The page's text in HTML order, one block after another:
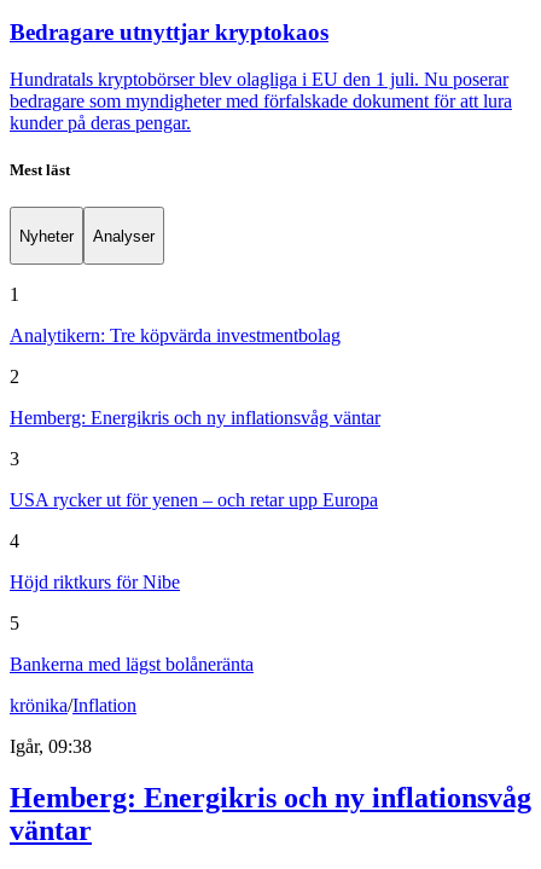
Bedragare utnyttjar kryptokaos
Hundratals kryptobörser blev olagliga i EU den 1 juli. Nu poserar
bedragare som myndigheter med förfalskade dokument för att lura
kunder på deras pengar.
Mest läst
Nyheter Analyser
1
Analytikern: Tre köpvärda investmentbolag
2
Hemberg: Energikris och ny inflationsvåg väntar
3
USA rycker ut för yenen – och retar upp Europa
4
Höjd riktkurs för Nibe
5
Bankerna med lägst bolåneränta
krönika/Inflation
Igår, 09:38
Hemberg: Energikris och ny inflationsvåg
väntar